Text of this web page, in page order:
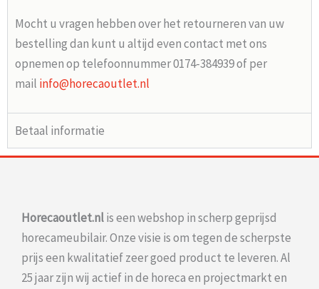
Mocht u vragen hebben over het retourneren van uw
bestelling dan kunt u altijd even contact met ons
opnemen op telefoonnummer 0174-384939 of per
mail info@horecaoutlet.nl
Betaal informatie
Horecaoutlet.nlis een webshop in scherp geprijsd
horecameubilair. Onze visie is om tegen de scherpste
prijs een kwalitatief zeer goed product te leveren. Al
25 jaar zijn wij actief in de horeca en projectmarkt en